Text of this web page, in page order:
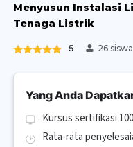
Menyusun Instalasi
Tenaga Listrik
5 26 siswa
Yang Anda
Kursus sertifikasi
Rata-rata